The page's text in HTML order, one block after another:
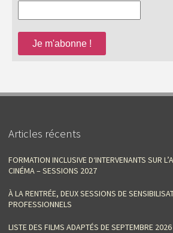
Articles récents
FORMATION INCLUSIVE D‘INTERVENANTS SUR
CINÉMA – SESSIONS 2027
À LA RENTRÉE, DEUX SESSIONS DE
PROFESSIONNELS
LISTE DES FILMS ADAPTÉS DE SEPTEMBRE 2026